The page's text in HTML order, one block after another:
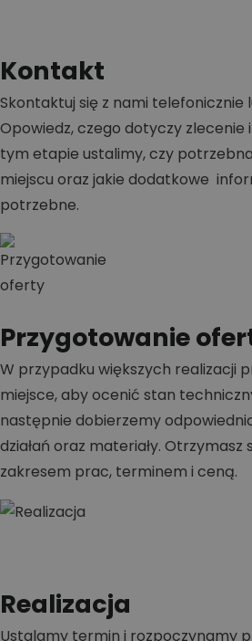
Kontakt
Skontaktuj się z nami telefonicznie
Opowiedz, czego dotyczy zlecenie
tym etapie ustalimy, czy
miejscu oraz jakie dodatkowe
potrzebne.
Przygotowanie
W przypadku większych realizacji
miejsce, aby ocenić stan
następnie dobierzemy
działań oraz materiały. Otrzymasz
zakresem prac, terminem i ceną.
Realizacja
Ustalamy termin i rozpoczynamy